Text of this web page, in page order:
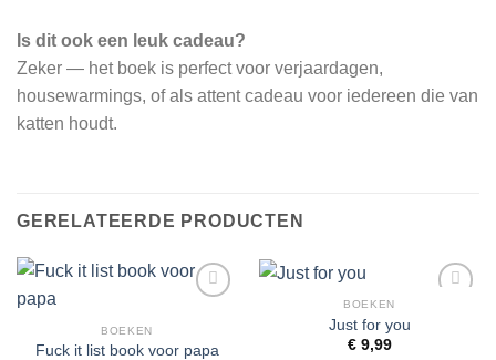
Is dit ook een leuk cadeau?
Zeker — het boek is perfect voor verjaardagen,
housewarmings, of als attent cadeau voor iedereen die van
katten houdt.
GERELATEERDE PRODUCTEN
BOEKEN
Fuck it list book voor papa
BOEKEN
Just for you
€9,99